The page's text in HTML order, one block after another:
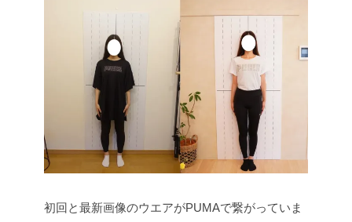
初回と最新画像のウエアがPUMAで繋がっていま